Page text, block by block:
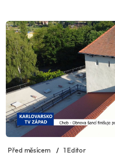
Před měsícem 1 Editor